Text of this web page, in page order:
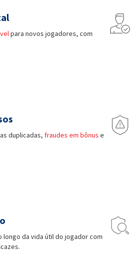
para novos jogadores, com
duplicadas, fraudes em bônus e
longo da vida útil do jogador com